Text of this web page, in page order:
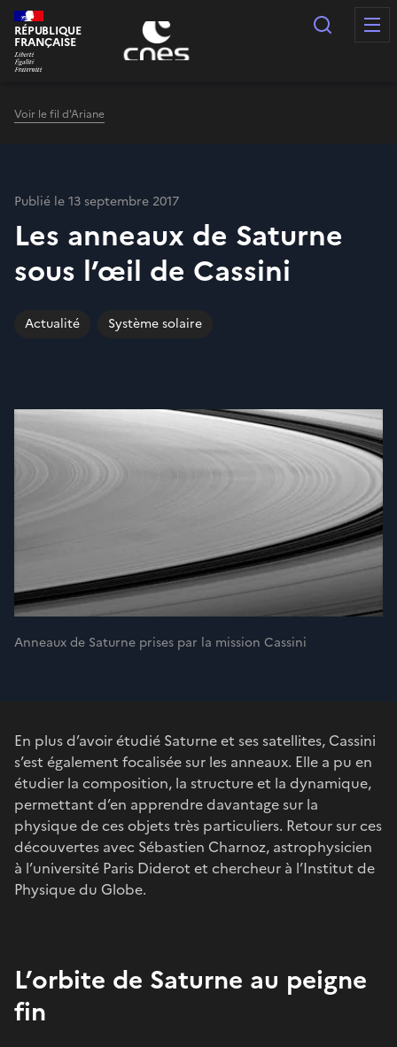
Panneau de gestion des cookies
RÉPUBLIQUE
FRANÇAISE
Voir le fil d'Ariane
Publié le 13 septembre 2017
Les anneaux de Saturne
sous l’œil de Cassini
Actualité Système solaire
Anneaux de Saturne prises par la mission Cassini
En plus d’avoir étudié Saturne et ses satellites, Cassini
s’est également focalisée sur les anneaux. Elle a pu en
étudier la composition, la structure et la dynamique,
permettant d’en apprendre davantage sur la
physique de ces objets très particuliers. Retour sur ces
découvertes avec Sébastien Charnoz, astrophysicien
à l’université Paris Diderot et chercheur à l’Institut de
Physique du Globe.
L’orbite de Saturne au peigne
fin